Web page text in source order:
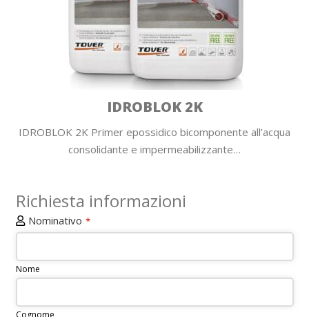
IDROBLOK 2K
IDROBLOK 2K Primer epossidico bicomponente all’acqua
consolidante e impermeabilizzante…
Richiesta informazioni
Nominativo *
Nome